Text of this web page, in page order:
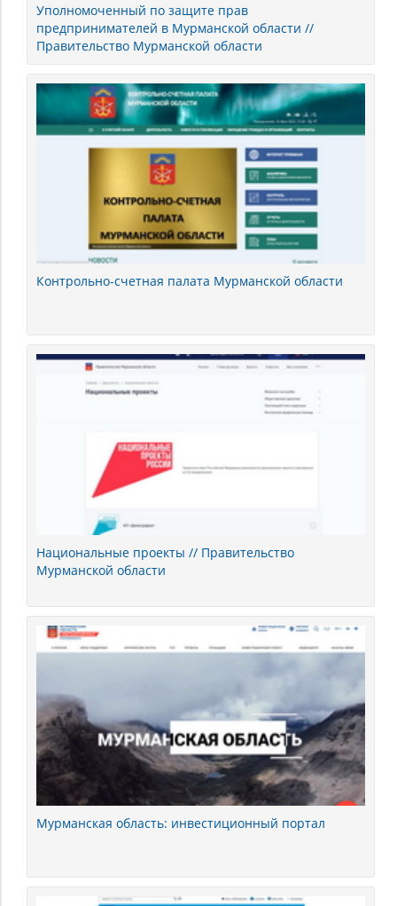
Уполномоченный по защите прав
предпринимателей в Мурманской области //
Правительство Мурманской области
Контрольно-счетная палата Мурманской области
Национальные проекты // Правительство
Мурманской области
Мурманская область: инвестиционный портал